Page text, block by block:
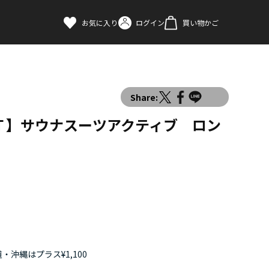
お気に入り ログイン 買い物かご
Share:
】サウナスーツアクティブ ロン
沖縄はプラス¥1,100